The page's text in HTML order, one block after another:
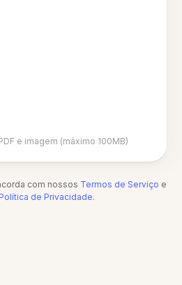
e imagem (máximo 100MB)
com nossos Termos de Serviço e
Política de Privacidade.